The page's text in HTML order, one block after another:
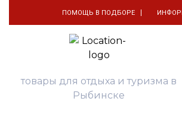
ПОМОЩЬ В ПОДБОРЕ
товары для отдыха и туризма в
Рыбинске